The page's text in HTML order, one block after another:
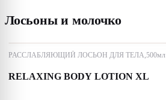
Лосьоны и молочко
РАССЛАБЛЯЮЩИЙ ЛОСЬОН ДЛЯ ТЕЛА,500мл
RELAXING BODY LOTION XL